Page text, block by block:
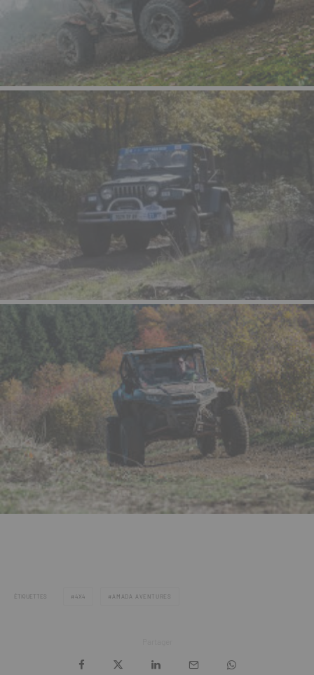
ÉTIQUETTES 4X4 AMADA AVENTURES